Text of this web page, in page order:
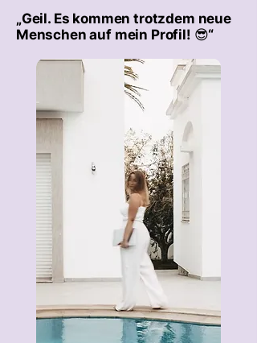
„Geil. Es kommen trotzdem neue
Menschen auf mein Profil! 😎“